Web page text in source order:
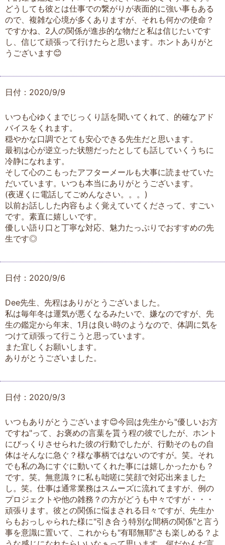
どうしても彼とは仕事での繋がりが表面的に強い事もある
ので、複雑な心境が多くありますが、それも何かの使命？
ですかね、2人の関係が進歩的な物だと私は信じたいです
し、信じて頑張って行けたらと思います。ホントありがと
うございます😊
日付：2020/9/9
いつも心ゆくまでじっくり話を聞いてくれて、的確なアド
バイスをくれます。
穏やかな口調でとても安心できる先生だと思います。
最初は心が逆立った状態だったとしても話していくうちに
冷静になれます。
そして心のこもったアフターメールも大事に読ませていた
だいています。いつも本当にありがとうございます。
(夜遅くに電話してごめんなさい。。。)
以前お話しした内容もよく覚えていてくださって、すごい
です。素直に嬉しいです。
優しい語り口と丁寧な対応、魅力たっぷりでおすすめの先
生です◎
日付：2020/9/6
Dee先生、先程はありがとうございました。
私は毎年冬は運気が悪くなるみたいで、嫌なのですが、先
生の鑑定から年末、1月は良い時のようなので、体調に気を
つけて頑張って行こうと思っています。
また宜しくお願いします。
ありがとうございました。
日付：2020/9/3
いつもありがとうございます😊今回は先生から"優しいお方
ですね"って、お褒めの言葉を貰う程の彼でしたが、ホント
にびっくりさせられた彼の行動でしたが、行動そのもの自
体はそんなに急ぐ？様な事柄ではないのですが。笑。それ
でも私の為にすぐに動いてくれた事には嬉しかったかも？
です。笑。無意識？に私も咄嗟に笑顔で対応出来ました
し。笑。仕事は通常業務はスムーズに流れてますが、例の
プロジェクトや他の雑務？の方がどうも中々ですが・・・
頑張ります。彼との関係に悩まされる日々ですが、先生か
らもおっしゃられた様に"引き合う特別な間柄の関係"と言う
事を意識に置いて、これからも"有耶無耶"さも楽しめる？よ